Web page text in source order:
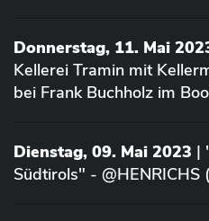
Donnerstag, 11. Mai
Kellerei Tramin mit
bei Frank Buchholz im
Dienstag, 09. Mai 2023 |
Südtirols" - @HENRICHS